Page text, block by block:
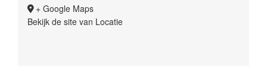
+ Google Maps
Bekijk de site van Locatie